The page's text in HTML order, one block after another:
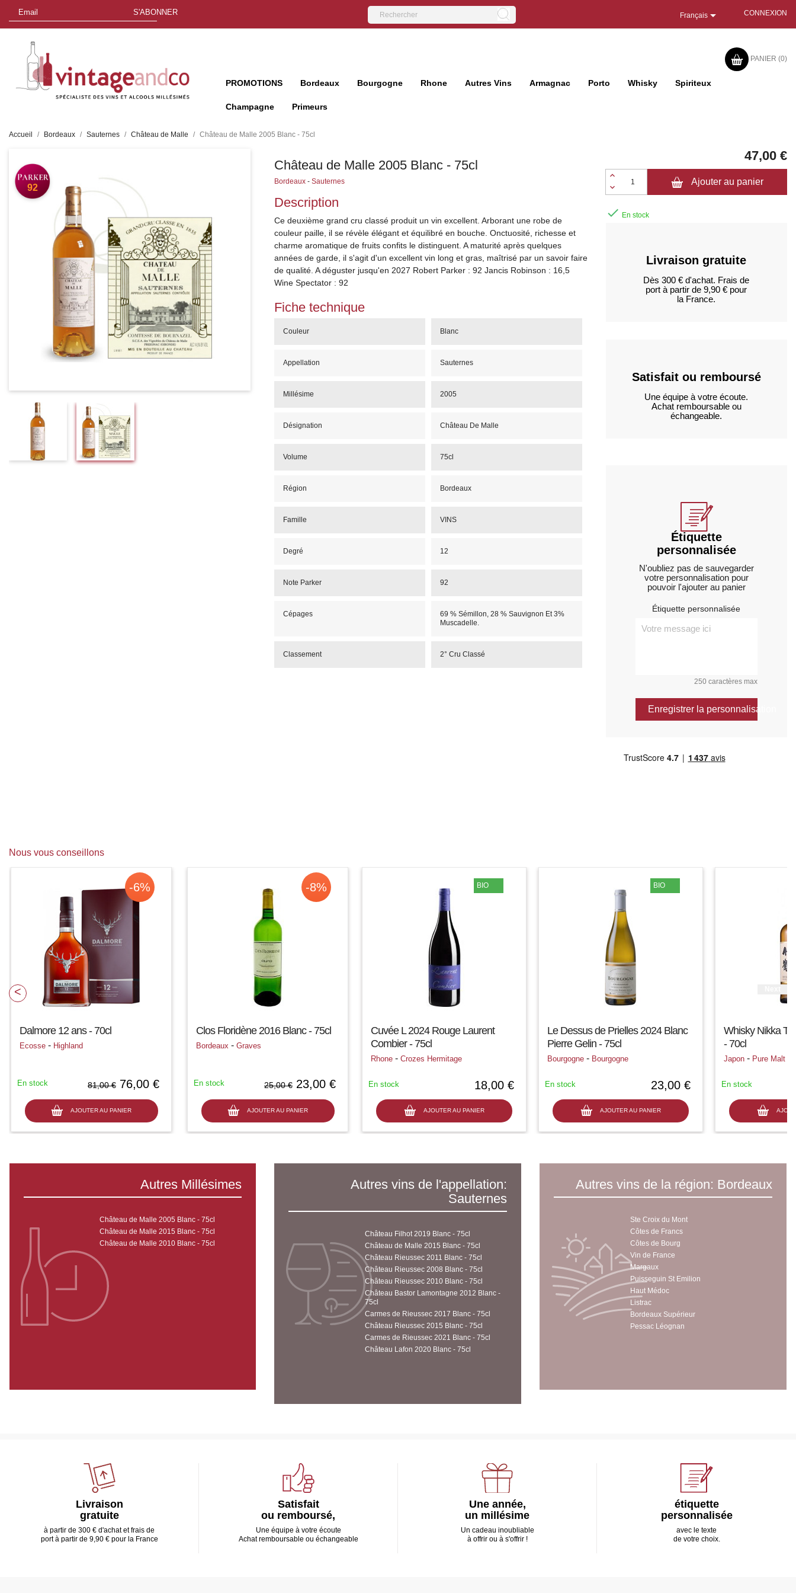
S'ABONNER Français CONNEXION
PANIER (0)
PROMOTIONS Bordeaux Bourgogne Rhone Autres Vins Armagnac Porto Whisky Spiriteux
Champagne Primeurs
Accueil Bordeaux Sauternes Château de Malle Château de Malle 2005 Blanc - 75cl
92
Château de Malle 2005 Blanc - 75cl
Bordeaux- Sauternes
Description
Ce deuxième grand cru classé produit un vin excellent. Arborant une robe de
couleur paille, il se révèle élégant et équilibré en bouche. Onctuosité, richesse et
charme aromatique de fruits confits le distinguent. A maturité après quelques
années de garde, il s'agit d'un excellent vin long et gras, maîtrisé par un savoir faire
de qualité. A déguster jusqu'en 2027 Robert Parker : 92 Jancis Robinson : 16,5
Wine Spectator : 92
Fiche technique
Couleur Blanc
Appellation Sauternes
Millésime 2005
Désignation Château De Malle
Volume 75cl
Région Bordeaux
Famille VINS
Degré 12
Note Parker 92
Cépages
69 % Sémillon, 28 % Sauvignon Et 3%
Muscadelle.
Classement 2° Cru Classé
47,00 €
Ajouter au panier
 En stock
Livraison gratuite
Dès 300 € d'achat. Frais de
port à partir de 9,90 € pour
la France.
Satisfait ou remboursé
Une équipe à votre écoute.
Achat remboursable ou
échangeable.
Étiquette
personnalisée
N'oubliez pas de sauvegarder
votre personnalisation pour
pouvoir l'ajouter au panier
Étiquette personnalisée
250 caractères max
Enregistrer la personnalisation
Nous vous conseillons
Dalmore 12 ans - 70cl
Ecosse - Highland
81,00 € 76,00 €
AJOUTER AU PANIER
En stock
-6%
Clos Floridène 2016 Blanc - 75cl
Bordeaux - Graves
25,00 € 23,00 €
AJOUTER AU PANIER
En stock
-8%
Cuvée L 2024 Rouge Laurent
Combier - 75cl
Rhone - Crozes Hermitage
18,00 €
AJOUTER AU PANIER
En stock
BIO
Le Dessus de Prielles 2024 Blanc
Pierre Gelin - 75cl
Bourgogne - Bourgogne
23,00 €
AJOUTER AU PANIER
En stock
BIO
Whisky Nikka
- 70cl
Japon - Pure Malt
En stock
Autres Millésimes
Château de Malle 2005 Blanc - 75cl
Château de Malle 2015 Blanc - 75cl
Château de Malle 2010 Blanc - 75cl
Autres vins de l'appellation:
Sauternes
Château Filhot 2019 Blanc - 75cl
Château de Malle 2015 Blanc - 75cl
Château Rieussec 2011 Blanc - 75cl
Château Rieussec 2008 Blanc - 75cl
Château Rieussec 2010 Blanc - 75cl
Château Bastor Lamontagne 2012 Blanc -
75cl
Carmes de Rieussec 2017 Blanc - 75cl
Château Rieussec 2015 Blanc - 75cl
Carmes de Rieussec 2021 Blanc - 75cl
Château Lafon 2020 Blanc - 75cl
Autres vins de la région: Bordeaux
Ste Croix du Mont
Côtes de Francs
Côtes de Bourg
Vin de France
Margaux
Puisseguin St Emilion
Haut Médoc
Listrac
Bordeaux Supérieur
Pessac Léognan
Livraison
gratuite
à partir de 300 € d'achat et frais de
port à partir de 9,90 € pour la France
Satisfait
ou remboursé,
Une équipe à votre écoute
Achat remboursable ou échangeable
Une année,
un millésime
Un cadeau inoubliable
à offrir ou à s'offrir !
étiquette
personnalisée
avec le texte
de votre choix.